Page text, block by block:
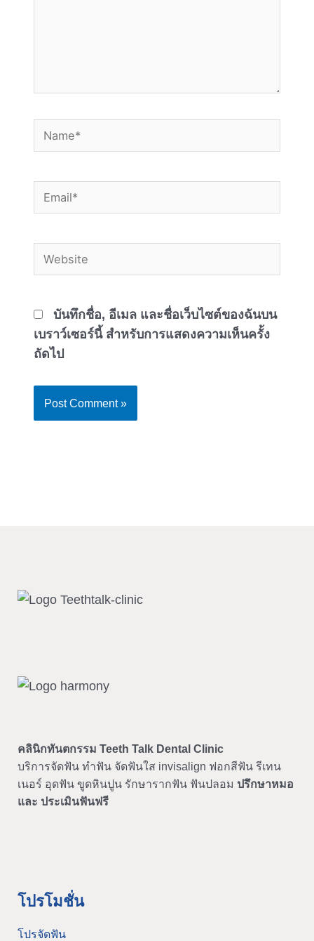
Name*
Email*
Website
บันทึกชื่อ, อีเมล และชื่อเว็บไซต์ของฉันบน
เบราว์เซอร์นี้ สำหรับการแสดงความเห็นครั้ง
ถัดไป
คลินิกทันตกรรม Teeth Talk Dental Clinic
บริการจัดฟัน ทำฟัน จัดฟันใส invisalign ฟอกสีฟัน รีเทน
เนอร์ อุดฟัน ขูดหินปูน รักษารากฟัน ฟันปลอม ปรึกษาหมอ
และ ประเมินฟันฟรี
โปรโมชั่น
โปรจัดฟัน